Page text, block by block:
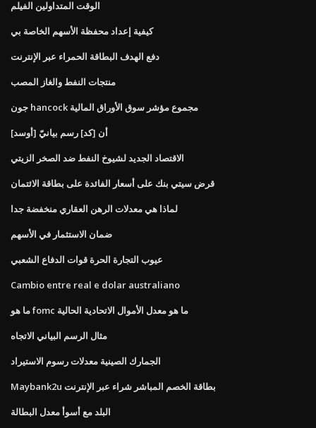
الوقت المتداولين الفيلم
كيفية إعداد محفظة الأسهم الخاصة بي
دفع الهدف البطاقة الحمراء عبر الإنترنت
منتجات النفط والغاز المصب
جون hancock مجموع مؤشر سوق الأوراق المالية
[أوسد] أن [كد] رسم بيانيّ
الاقتصاد الجديد لشيوخ النفط ضد الصخر الزيتي
قرض سيتي بنك على أسعار الفائدة على بطاقة الائتمان
لماذا هي معدلات الرهن العقاري منخفضة جدا
ضمان الاستثمار في الأسهم
عيوب التجارة الحرة قوات الدفاع الشعبي
Cambio entre real e dolar australiano
ما هو fomc ما هو معدل الأموال الاتحادية الحالية
مثال الرسم البياني الاتجاه
الجمارك الصينية معدلات رسوم الاستيراد
Maybank2u بطاقة الخصم المباشر شراء عبر الإنترنت
البلد مع أسوأ معدل البطالة